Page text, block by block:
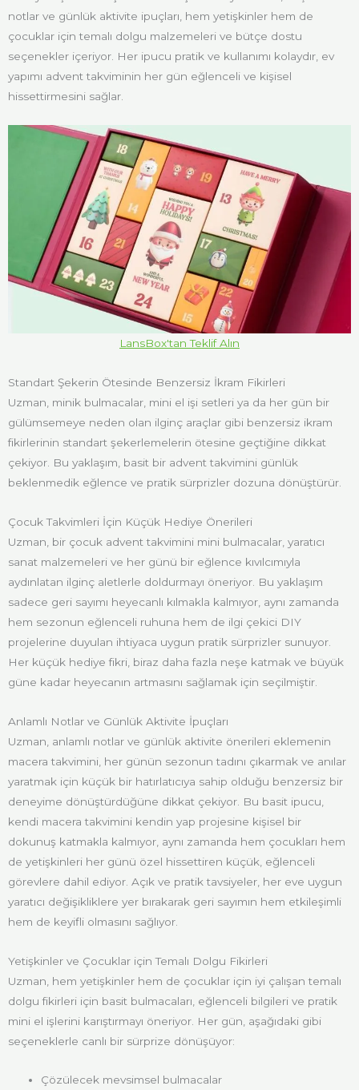
notlar ve günlük aktivite ipuçları, hem yetişkinler hem de
çocuklar için temalı dolgu malzemeleri ve bütçe dostu
seçenekler içeriyor. Her ipucu pratik ve kullanımı kolaydır, ev
yapımı advent takviminin her gün eğlenceli ve kişisel
hissettirmesini sağlar.
LansBox'tan Teklif Alın
Standart Şekerin Ötesinde Benzersiz İkram Fikirleri
Uzman, minik bulmacalar, mini el işi setleri ya da her gün bir
gülümsemeye neden olan ilginç araçlar gibi benzersiz ikram
fikirlerinin standart şekerlemelerin ötesine geçtiğine dikkat
çekiyor. Bu yaklaşım, basit bir advent takvimini günlük
beklenmedik eğlence ve pratik sürprizler dozuna dönüştürür.
Çocuk Takvimleri İçin Küçük Hediye Önerileri
Uzman, bir çocuk advent takvimini mini bulmacalar, yaratıcı
sanat malzemeleri ve her günü bir eğlence kıvılcımıyla
aydınlatan ilginç aletlerle doldurmayı öneriyor. Bu yaklaşım
sadece geri sayımı heyecanlı kılmakla kalmıyor, aynı zamanda
hem sezonun eğlenceli ruhuna hem de ilgi çekici DIY
projelerine duyulan ihtiyaca uygun pratik sürprizler sunuyor.
Her küçük hediye fikri, biraz daha fazla neşe katmak ve büyük
güne kadar heyecanın artmasını sağlamak için seçilmiştir.
Anlamlı Notlar ve Günlük Aktivite İpuçları
Uzman, anlamlı notlar ve günlük aktivite önerileri eklemenin
macera takvimini, her günün sezonun tadını çıkarmak ve anılar
yaratmak için küçük bir hatırlatıcıya sahip olduğu benzersiz bir
deneyime dönüştürdüğüne dikkat çekiyor. Bu basit ipucu,
kendi macera takvimini kendin yap projesine kişisel bir
dokunuş katmakla kalmıyor, aynı zamanda hem çocukları hem
de yetişkinleri her günü özel hissettiren küçük, eğlenceli
görevlere dahil ediyor. Açık ve pratik tavsiyeler, her eve uygun
yaratıcı değişikliklere yer bırakarak geri sayımın hem etkileşimli
hem de keyifli olmasını sağlıyor.
Yetişkinler ve Çocuklar için Temalı Dolgu Fikirleri
Uzman, hem yetişkinler hem de çocuklar için iyi çalışan temalı
dolgu fikirleri için basit bulmacaları, eğlenceli bilgileri ve pratik
mini el işlerini karıştırmayı öneriyor. Her gün, aşağıdaki gibi
seçeneklerle canlı bir sürprize dönüşüyor:
Çözülecek mevsimsel bulmacalar